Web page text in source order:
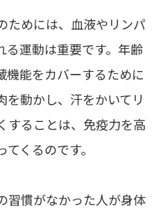
ためには、血液やリンパ
る運動は重要です。年齢
機能をカバーするために
を動かし、汗をかいてリ
することは、免疫力を高
くるのです。
習慣がなかった人が身体